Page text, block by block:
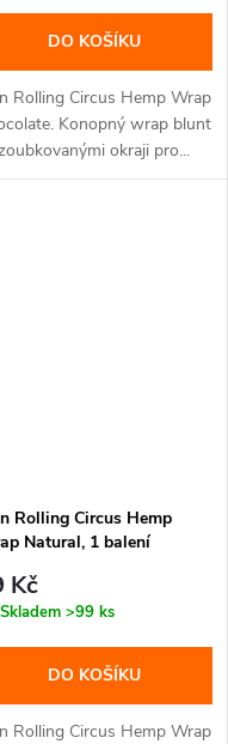
DO KOŠÍKU
Rolling Circus Hemp Wrap
Konopný wrap blunt
okraji pro...
Rolling Circus Hemp
Natural, 1 balení
Kč
Skladem >99 ks
DO KOŠÍKU
Rolling Circus Hemp Wrap